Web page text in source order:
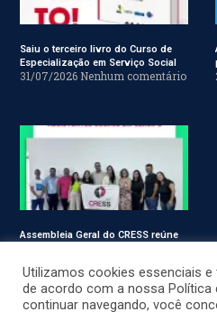
Saiu o terceiro livro do Curso de
Especialização em Serviço Social
31/07/2026 Nenhum comentário
Assembleia Geral do CRESS reúne
Utilizamos cookies essenciais
de acordo com a nossa Política
continuar navegando, você